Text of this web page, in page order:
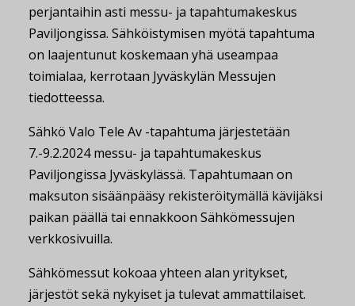
perjantaihin asti messu- ja tapahtumakeskus
Paviljongissa. Sähköistymisen myötä tapahtuma
on laajentunut koskemaan yhä useampaa
toimialaa, kerrotaan Jyväskylän Messujen
tiedotteessa.
Sähkö Valo Tele Av -tapahtuma järjestetään
7.-9.2.2024 messu- ja tapahtumakeskus
Paviljongissa Jyväskylässä. Tapahtumaan on
maksuton sisäänpääsy rekisteröitymällä kävijäksi
paikan päällä tai ennakkoon Sähkömessujen
verkkosivuilla.
Sähkömessut kokoaa yhteen alan yritykset,
järjestöt sekä nykyiset ja tulevat ammattilaiset.